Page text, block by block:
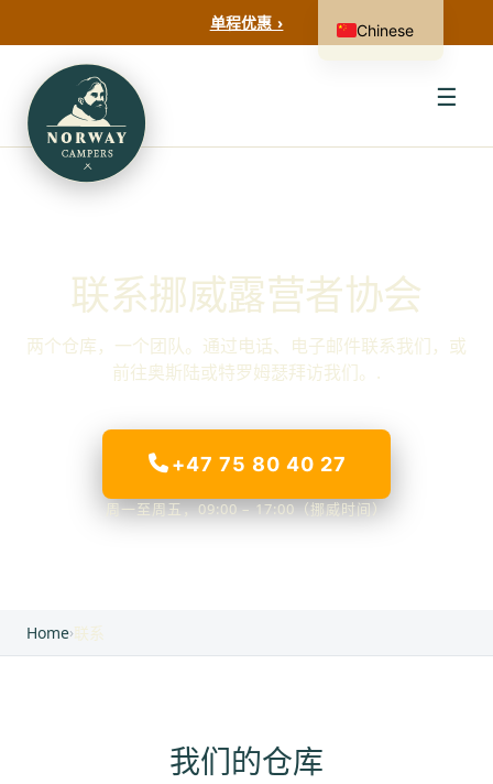
单程优惠 ›
☰
联系挪威露营者协会
两个仓库，一个团队。通过电话、电子邮件联系我们，或
前往奥斯陆或特罗姆瑟拜访我们。.
+47 75 80 40 27
周一至周五，09:00 – 17:00（挪威时间）
Home›联系
我们的仓库
Chinese